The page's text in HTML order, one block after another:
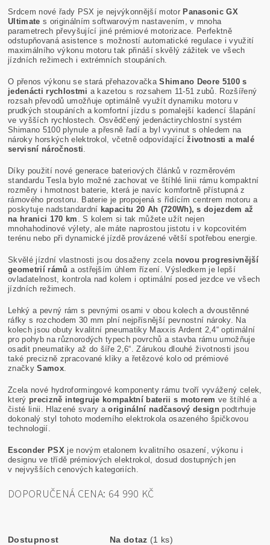
Srdcem nové řady PSX je nejvýkonnější motor Panasonic GX
Ultimate s originálním softwarovým nastavením, v mnoha
parametrech převyšující jiné prémiové motorizace. Perfektně
odstupňovaná asistence s možností automatické regulace i využití
maximálního výkonu motoru tak přináší skvělý zážitek ve všech
jízdních režimech i extrémních stoupáních.
O přenos výkonu se stará přehazovačka Shimano Deore 5100 s
jedenácti rychlostmi a kazetou s rozsahem 11-51 zubů. Rozšířený
rozsah převodů umožňuje optimálně využít dynamiku motoru v
prudkých stoupáních a komfortní jízdu s pomalejší kadencí šlapání
ve vyšších rychlostech. Osvědčený jedenáctirychlostní systém
Shimano 5100 plynule a přesně řadí a byl vyvinut s ohledem na
nároky horských elektrokol, včetně odpovídající životnosti a malé
servisní náročnosti
Díky použití nové generace bateriových článků v rozměrovém
standardu Tesla bylo možné zachovat ve štíhlé linii rámu kompaktní
rozměry i hmotnost baterie, která je navíc komfortně přístupná z
rámového prostoru. Baterie je propojená s řídícím centrem motoru a
poskytuje nadstandardní kapacitu 20 Ah (720Wh), s dojezdem až
na hranici 170 km
. S kolem si tak můžete užít nejen
mnohahodinové výlety, ale máte naprostou jistotu i v kopcovitém
terénu nebo při dynamické jízdě provázené větší spotřebou energie.
Skvělé jízdní vlastnosti jsou dosaženy zcela novou progresivnější
geometrií rámů a ostřejším úhlem řízení. Výsledkem je lepší
ovladatelnost, kontrola nad kolem i optimální posed jezdce ve všech
jízdních režimech.
Lehký a pevný rám s pevnými osami v obou kolech a dvoustěnné
ráfky s rozchodem 30 mm plní nejpřísnější pevnostní nároky. Na
kolech jsou obuty kvalitní pneumatiky Maxxis Ardent 2,4“ optimální
pro pohyb na různorodých typech povrchů a stavba rámu umožňuje
osadit pneumatiky až do šíře 2,6“. Zárukou dlouhé životnosti jsou
také precizně zpracované kliky a řetězové kolo od prémiové
značky Samox.
Zcela nové hydroformingové komponenty rámu tvoří vyvážený celek,
který precizně integruje kompaktní baterii s motorem ve štíhlé a
čisté linii. Hlazené svary a originální nadčasový design podtrhuje
dokonalý styl tohoto moderního elektrokola osazeného špičkovou
technologií.
Esconder PSX je novým etalonem kvalitního osazení, výkonu i
designu ve třídě prémiových elektrokol, dosud dostupných jen
v nejvyšších cenových kategoriích.
DOPORUČENÁ CENA: 64 990 KČ
Dostupnost Na dotaz (1 ks)